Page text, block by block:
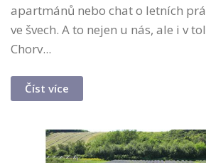
apartmánů nebo chat o letních
ve švech. A to nejen u nás, ale i v
Chorv...
Číst více